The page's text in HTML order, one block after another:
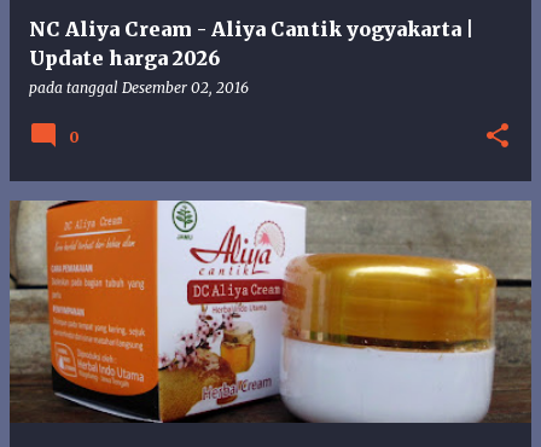
NC Aliya Cream - Aliya Cantik yogyakarta |
Update harga 2026
pada tanggal Desember 02, 2016
0